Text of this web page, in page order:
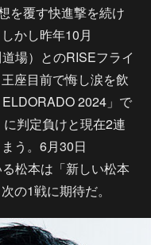
を覆す快進撃を続け
かし昨年10月
場）とのRISEフライ
座目前で悔し涙を飲
2024」で
判定負けと現在2連
う。6月30日
松本は「新しい松本
の1戦に期待だ。